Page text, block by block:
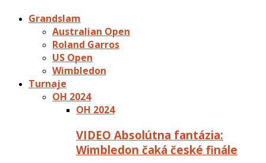
Grandslam
Australian Open
Roland Garros
US Open
Wimbledon
Turnaje
OH 2024
OH 2024
VIDEO Absolútna fantázia:
Wimbledon čaká české finále